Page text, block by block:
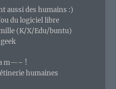
aussi des humains :)
du logiciel libre
(K/X/Edu/buntu)
m—– !
humaines